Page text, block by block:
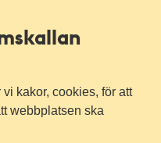
kakor, cookies, för att
webbplatsen ska